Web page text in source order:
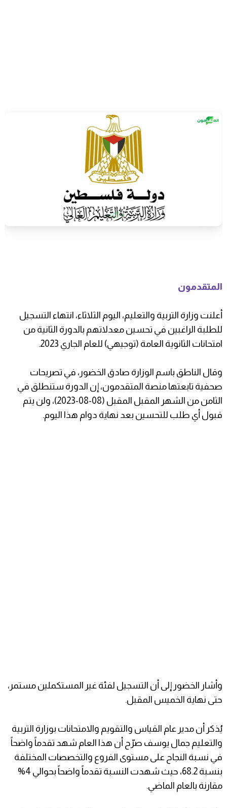
المتقدمون
أعلنت وزارة التربية والتعليم، اليوم الثلاثاء، انتهاء التسجيل
للطلبة الراغبين في تحسين معدلاتهم بالدورة الثانية من
امتحانات الثانوية العامة (توجيهي) للعام الجاري 2023.
وقال الناطق باسم الوزارة صادق الخضور، في تصريحات
صحفية تابعتها منصة المتقدمون، إن الدورة ستنطلق في
الثامن من الشهر المقبل المقبل (08-08-2023)، ولن يتم
قبول أي طلب للتحسين بعد نهاية دوام هذا اليوم.
وأشار الخضور إلى أن التسجيل لفئة غير المستكملين مستمر،
حتى نهاية الخميس المقبل.
يُذكر أن مدير عام القياس والتقويم والامتحانات بوزارة التربية
والتعليم جمال يوسف صرّح أن هذا العام شهد تقدماً واضحاً
في نسبة النجاح على مستوى الفروع والتخصصات المختلفة
بنسبة 68.2، حيث شهدت النسبة تقدماً واضحاً بحوالي 4%
مقارنة بالعام الماضي.